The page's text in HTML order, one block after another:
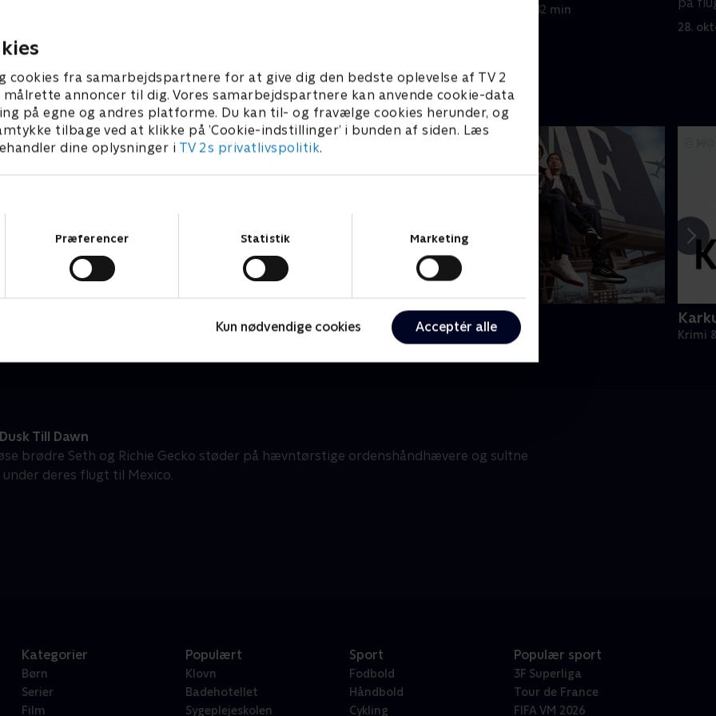
cookies fra samarbejdspartnere for at give dig den bedste oplevelse af TV 2
annoncer til dig. Vores samarbejdspartnere kan anvende cookie-data
på egne og andres platforme. Du kan til- og fravælge cookies herunder, og
tilbage ved at klikke på ’Cookie-indstillinger’ i bunden af siden. Læs
dine oplysninger i TV 2s privatlivspolitik.
Præferencer Statistik Marketing
Kun nødvendige cookies Acceptér alle
• 40 min
11. oktober 2025 • 42 min
28.
Krimi & Spænding • 3 sæsoner Krimi
Till Dawn
brødre Seth og Richie Gecko støder på hævntørstige ordenshåndhævere og sultne
deres flugt til Mexico.
Kategorier
Børn
Serier
Film
Populært
Klovn
Badehotellet
Sygeplejeskolen
Sport
Fodbold
Håndbold
Cykling
Populær sport
3F Superliga
Tour de France
FIFA VM 2026